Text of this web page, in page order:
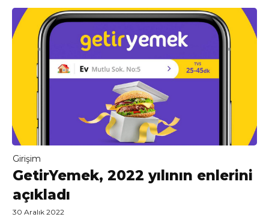
Girişim
GetirYemek, 2022 yılının enlerini
açıkladı
30 Aralık 2022